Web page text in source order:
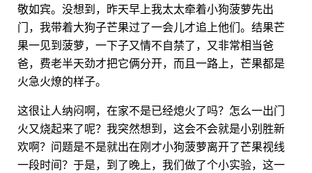
敬如宾。没想到，昨天早上我太太牵着小狗菠萝先出
门，我带着大狗子芒果过了一会儿才追上他们。结果芒
果一见到菠萝，一下子又情不自禁了，又非常相当爸
爸，费老半天劲才把它俩分开，而且一路上，芒果都是
火急火燎的样子。
这很让人纳闷啊，在家不是已经熄火了吗？怎么一出门
火又烧起来了呢？我突然想到，这会不会就是小别胜新
欢啊？问题是不是就出在刚才小狗菠萝离开了芒果视线
一段时间？于是，到了晚上，我们做了个小实验，这一